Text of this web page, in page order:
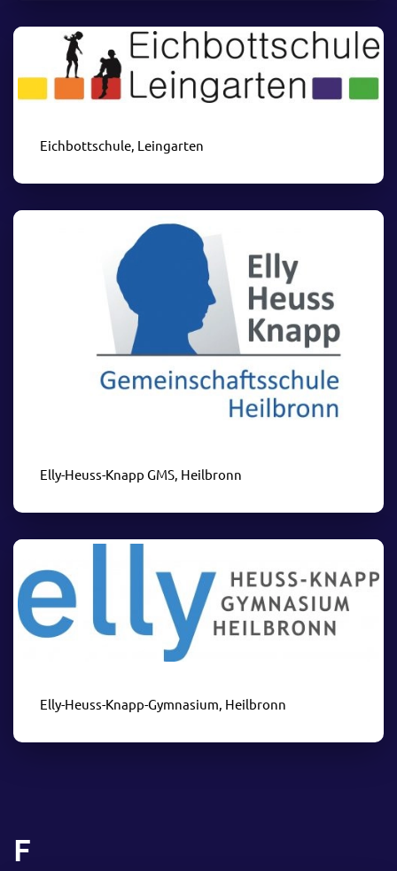
Eichbottschule, Leingarten
Elly-Heuss-Knapp GMS, Heilbronn
Elly-Heuss-Knapp-Gymnasium, Heilbronn
F